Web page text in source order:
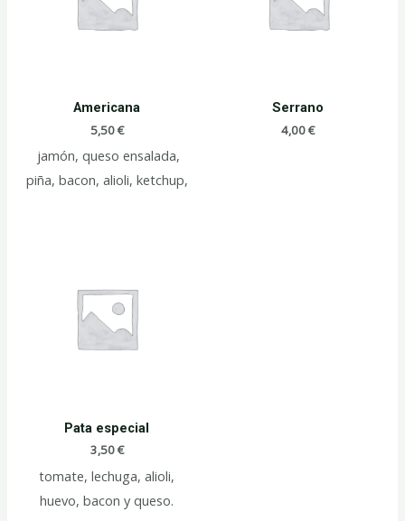
Americana
5,50€
jamón, queso ensalada,
piña, bacon, alioli, ketchup,
Serrano
4,00€
Pata especial
3,50€
tomate, lechuga, alioli,
huevo, bacon y queso.